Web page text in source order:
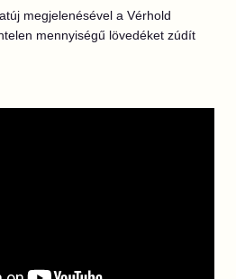
megjelenésével a Vérhold
mennyiségű lövedéket zúdít